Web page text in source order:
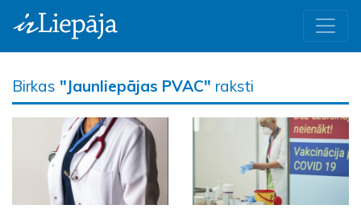
Birkas "Jaunliepājas PVAC" raksti